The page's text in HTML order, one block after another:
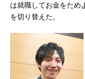
は就職してお金をため
を切り替えた。